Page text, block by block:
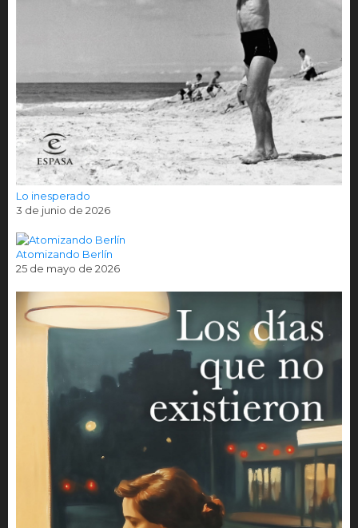
Lo inesperado
3 de junio de 2026
Atomizando Berlín
25 de mayo de 2026